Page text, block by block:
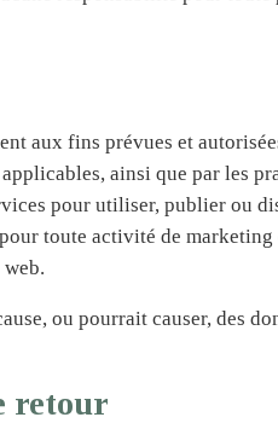
aux fins prévues et
ainsi que par les
pour utiliser, publier ou
toute activité de
ou pourrait causer, des
retour